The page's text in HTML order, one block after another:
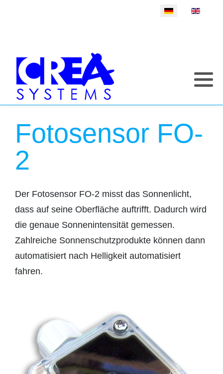
Sprache auswählen
Fotosensor FO-
2
Der Fotosensor FO-2 misst das Sonnenlicht,
dass auf seine Oberfläche auftrifft. Dadurch wird
die genaue Sonnenintensität gemessen.
Zahlreiche Sonnenschutzprodukte können dann
automatisiert nach Helligkeit automatisiert
fahren.